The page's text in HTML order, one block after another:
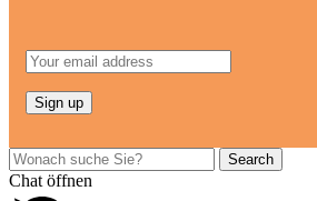
Search
Chat öffnen